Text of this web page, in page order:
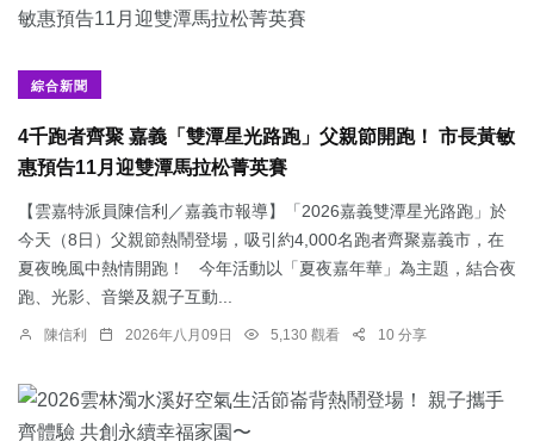
綜合新聞
4千跑者齊聚 嘉義「雙潭星光路跑」父親節開跑！ 市長黃敏
惠預告11月迎雙潭馬拉松菁英賽
【雲嘉特派員陳信利／嘉義市報導】「2026嘉義雙潭星光路跑」於
今天（8日）父親節熱鬧登場，吸引約4,000名跑者齊聚嘉義市，在
夏夜晚風中熱情開跑！ 今年活動以「夏夜嘉年華」為主題，結合夜
跑、光影、音樂及親子互動...
陳信利 2026年八月09日 5,130 觀看 10 分享